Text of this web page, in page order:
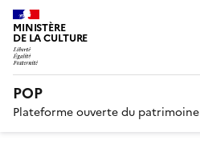
MINISTÈRE
DE LA CULTURE
POP
Plateforme ouverte du patrimoine